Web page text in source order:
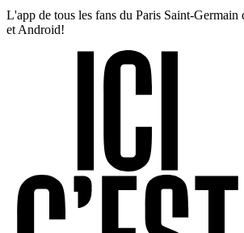
L'app de tous les fans du Paris Saint-
et Android!